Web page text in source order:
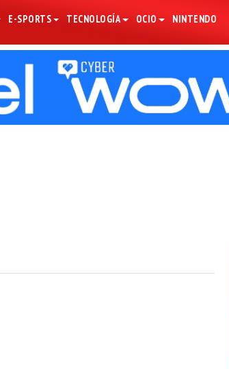
E-SPORTS TECNOLOGÍA OCIO NINTENDO